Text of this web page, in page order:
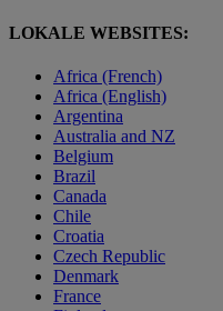
LOKALE WEBSITES:
Africa (French)
Africa (English)
Argentina
Australia and NZ
Belgium
Brazil
Canada
Chile
Croatia
Czech Republic
Denmark
France